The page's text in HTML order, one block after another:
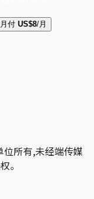
月付 US$8/月
位所有,未经端传媒
。